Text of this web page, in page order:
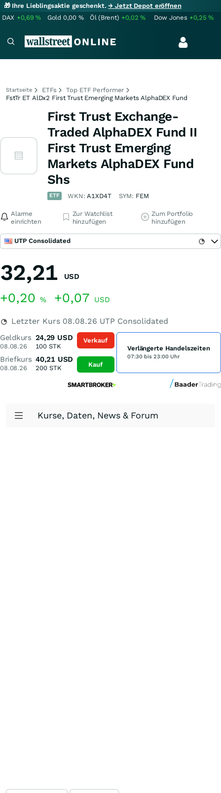
🎁 Ihre Lieblingsaktie geschenkt.→ Jetzt Depot eröffnen
DAX +0,69% Gold 0,00 % Öl (Brent) +0,02% Dow Jones +0,25%
Startseite ETFs
Top ETF Performer
FstTr ET AlDx2 First Trust Emerging Markets AlphaDEX Fund
First Trust Exchange-
Traded AlphaDEX Fund II
First Trust Emerging
Markets AlphaDEX Fund
Shs
ETF WKN:A1XD4T SYM: FEM
Alarme
einrichten
Zur Watchlist
hinzufügen
Zum Portfolio
hinzufügen
UTP Consolidated
32,21 USD
+0,20 % +0,07 USD
Letzter Kurs 08.08.26 UTP Consolidated
Geldkurs
08.08.26
24,29 USD
100 STK
Briefkurs
08.08.26
40,21 USD
200STK
Verkauf
Kauf
Verlängerte Handelszeiten
07:30 bis 23:00 Uhr
Kurse, Daten, News & Forum